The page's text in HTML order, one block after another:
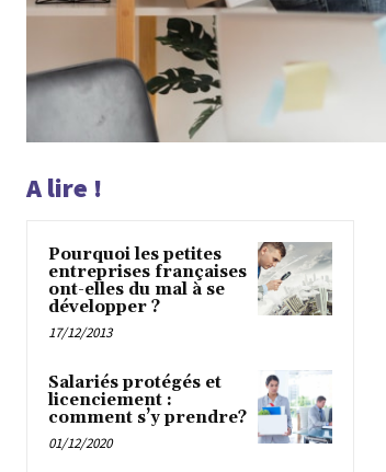
A lire !
Pourquoi les petites
entreprises françaises
ont-elles du mal à se
développer ?
17/12/2013
Salariés protégés et
licenciement :
comment s’y prendre?
01/12/2020